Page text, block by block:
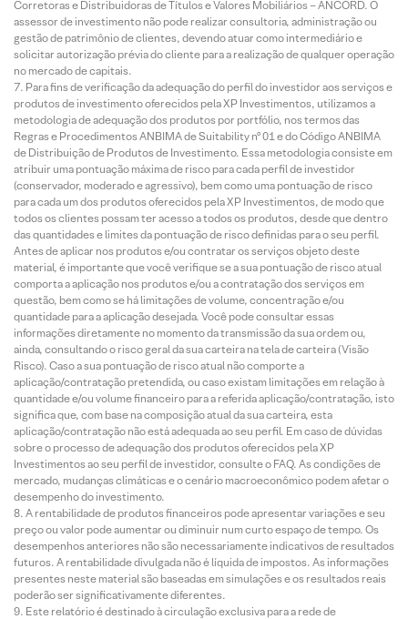
Corretoras e Distribuidoras de Títulos e Valores Mobiliários – ANCORD. O
assessor de investimento não pode realizar consultoria, administração ou
gestão de patrimônio de clientes, devendo atuar como intermediário e
solicitar autorização prévia do cliente para a realização de qualquer operação
no mercado de capitais.
Para fins de verificação da adequação do perfil do investidor aos serviços e
produtos de investimento oferecidos pela XP Investimentos, utilizamos a
metodologia de adequação dos produtos por portfólio, nos termos das
Regras e Procedimentos ANBIMA de Suitability nº 01 e do Código ANBIMA
de Distribuição de Produtos de Investimento. Essa metodologia consiste em
atribuir uma pontuação máxima de risco para cada perfil de investidor
(conservador, moderado e agressivo), bem como uma pontuação de risco
para cada um dos produtos oferecidos pela XP Investimentos, de modo que
todos os clientes possam ter acesso a todos os produtos, desde que dentro
das quantidades e limites da pontuação de risco definidas para o seu perfil.
Antes de aplicar nos produtos e/ou contratar os serviços objeto deste
material, é importante que você verifique se a sua pontuação de risco atual
comporta a aplicação nos produtos e/ou a contratação dos serviços em
questão, bem como se há limitações de volume, concentração e/ou
quantidade para a aplicação desejada. Você pode consultar essas
informações diretamente no momento da transmissão da sua ordem ou,
ainda, consultando o risco geral da sua carteira na tela de carteira (Visão
Risco). Caso a sua pontuação de risco atual não comporte a
aplicação/contratação pretendida, ou caso existam limitações em relação à
quantidade e/ou volume financeiro para a referida aplicação/contratação, isto
significa que, com base na composição atual da sua carteira, esta
aplicação/contratação não está adequada ao seu perfil. Em caso de dúvidas
sobre o processo de adequação dos produtos oferecidos pela XP
Investimentos ao seu perfil de investidor, consulte o FAQ. As condições de
mercado, mudanças climáticas e o cenário macroeconômico podem afetar o
desempenho do investimento.
A rentabilidade de produtos financeiros pode apresentar variações e seu
preço ou valor pode aumentar ou diminuir num curto espaço de tempo. Os
desempenhos anteriores não são necessariamente indicativos de resultados
futuros. A rentabilidade divulgada não é líquida de impostos. As informações
presentes neste material são baseadas em simulações e os resultados reais
poderão ser significativamente diferentes.
Este relatório é destinado à circulação exclusiva para a rede de